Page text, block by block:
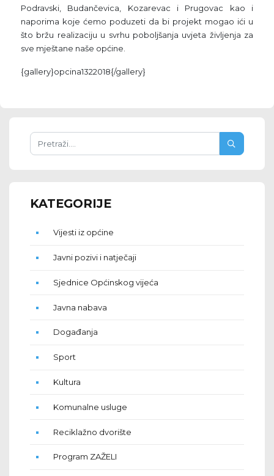
Podravski, Budančevica, Kozarevac i Prugovac kao i
naporima koje ćemo poduzeti da bi projekt mogao ići u
što bržu realizaciju u svrhu poboljšanja uvjeta življenja za
sve mještane naše općine.
{gallery}opcina1322018{/gallery}
KATEGORIJE
Vijesti iz općine
Javni pozivi i natječaji
Sjednice Općinskog vijeća
Javna nabava
Događanja
Sport
Kultura
Komunalne usluge
Reciklažno dvorište
Program ZAŽELI